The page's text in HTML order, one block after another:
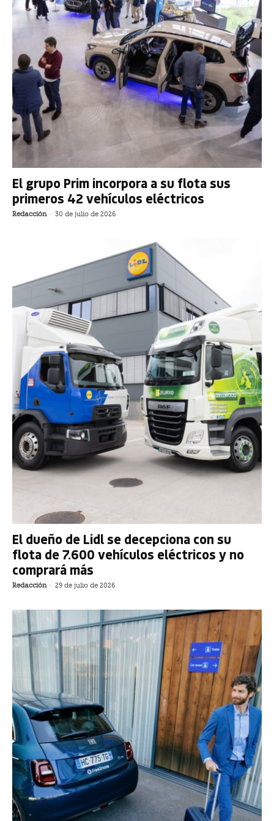
El grupo Prim incorpora a su flota sus
primeros 42 vehículos eléctricos
Redacción - 30 de julio de 2026
El dueño de Lidl se decepciona con su
flota de 7.600 vehículos eléctricos y no
comprará más
Redacción - 29 de julio de 2026